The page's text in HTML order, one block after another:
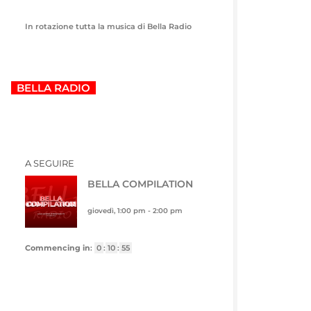
In rotazione tutta la musica di Bella Radio
BELLA RADIO
A SEGUIRE
BELLA COMPILATION
giovedì, 1:00 pm - 2:00 pm
Commencing in: 0 : 10 : 55